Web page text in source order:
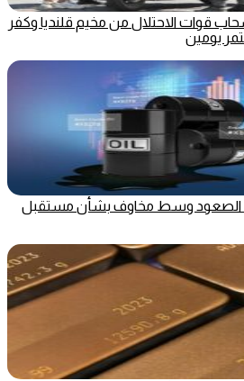
قوات الاحتلال من مخيم قلنديا وكفر
يومين
الصعود وسط مخاوف بشأن مستقبل